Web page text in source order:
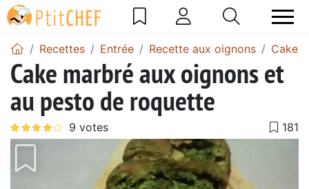
Recettes Entrée Recette aux oignons Cake
Cake marbré aux oignons et
au pesto de roquette